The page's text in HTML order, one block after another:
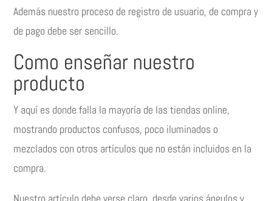
Además nuestro proceso de registro de usuario, de compra y
de pago debe ser sencillo.
Como enseñar nuestro
producto
Y aquí es donde falla la mayoría de las tiendas online,
mostrando productos confusos, poco iluminados o
mezclados con otros artículos que no están incluidos en la
compra.